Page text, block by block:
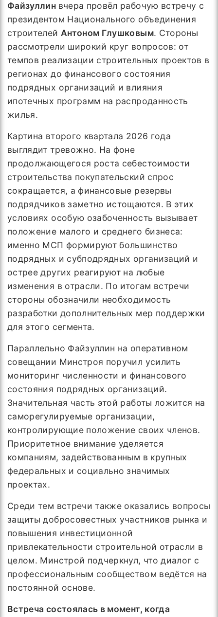
Файзуллин вчера провёл рабочую встречу с
президентом Национального объединения
строителей Антоном Глушковым. Стороны
рассмотрели широкий круг вопросов: от
темпов реализации строительных проектов в
регионах до финансового состояния
подрядных организаций и влияния
ипотечных программ на распроданность
жилья.
Картина второго квартала 2026 года
выглядит тревожно. На фоне
продолжающегося роста себестоимости
строительства покупательский спрос
сокращается, а финансовые резервы
подрядчиков заметно истощаются. В этих
условиях особую озабоченность вызывает
положение малого и среднего бизнеса:
именно МСП формируют большинство
подрядных и субподрядных организаций и
острее других реагируют на любые
изменения в отрасли. По итогам встречи
стороны обозначили необходимость
разработки дополнительных мер поддержки
для этого сегмента.
Параллельно Файзуллин на оперативном
совещании Минстроя поручил усилить
мониторинг численности и финансового
состояния подрядных организаций.
Значительная часть этой работы ложится на
саморегулируемые организации,
контролирующие положение своих членов.
Приоритетное внимание уделяется
компаниям, задействованным в крупных
федеральных и социально значимых
проектах.
Среди тем встречи также оказались вопросы
защиты добросовестных участников рынка и
повышения инвестиционной
привлекательности строительной отрасли в
целом. Минстрой подчеркнул, что диалог с
профессиональным сообществом ведётся на
постоянной основе.
Встреча состоялась в момент, когда